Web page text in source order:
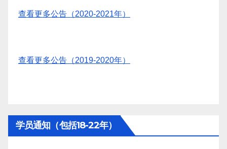
查看更多公告（2020-2021年）
查看更多公告（2019-2020年）
学员通知（包括18-22年）